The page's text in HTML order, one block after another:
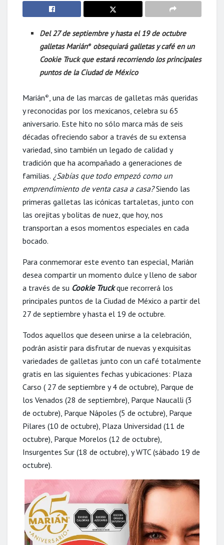
Del 27 de septiembre y hasta el 19 de octubre
galletas Marián®obsequiará galletas y café en un
Cookie Truck que estará recorriendo los principales
puntos de la Ciudad de México
Marián®
, una de las marcas de galletas más queridas
y reconocidas por los mexicanos, celebra su 65
aniversario. Este hito no sólo marca más de seis
décadas ofreciendo sabor a través de su extensa
variedad, sino también un legado de calidad y
tradición que ha acompañado a generaciones de
familias. ¿Sabías que todo empezó como un
emprendimiento de venta casa a casa?Siendo las
primeras galletas las icónicas tartaletas, junto con
las orejitas y bolitas de nuez, que hoy, nos
transportan a esos momentos especiales en cada
bocado.
Para conmemorar este evento tan especial, Marián
desea compartir un momento dulce y lleno de sabor
a través de su Cookie Truckque recorrerá los
principales puntos de la Ciudad de México a partir del
27 de septiembre y hasta el 19 de octubre.
Todos aquellos que deseen unirse a la celebración,
podrán asistir para disfrutar de nuevas y exquisitas
variedades de galletas junto con un café totalmente
gratis en las siguientes fechas y ubicaciones: Plaza
Carso ( 27 de septiembre y 4 de octubre), Parque de
los Venados (28 de septiembre), Parque Naucalli (3
de octubre), Parque Nápoles (5 de octubre), Parque
Pilares (10 de octubre), Plaza Universidad (11 de
octubre), Parque Morelos (12 de octubre),
Insurgentes Sur (18 de octubre), y WTC (sábado 19 de
octubre).